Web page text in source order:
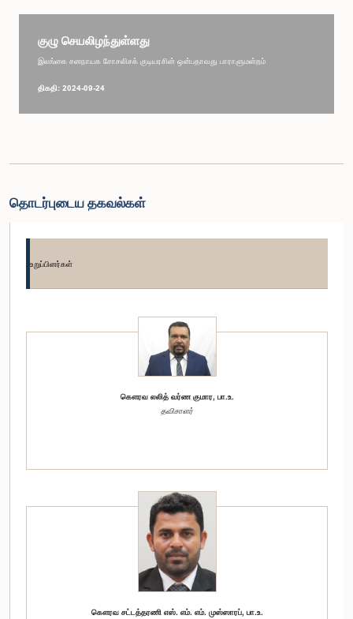
குழு செயலிழந்துள்ளது
இலங்கை சனநாயக சோசலிசக் குடியரசின் ஒன்பதாவது பாராளுமன்றம்
திகதி: 2024-09-24
தொடர்புடைய தகவல்கள்
உறுப்பினர்கள்
கௌரவ லலித் வர்ண குமார, பா.உ.
தவிசாளர்
கௌரவ சட்டத்தரணி எஸ். எம். எம். முஸ்ஸாரப், பா.உ.